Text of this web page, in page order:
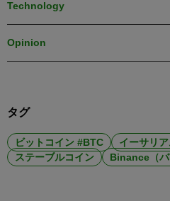
Technology
Opinion
タグ
ビットコイン #BTC イーサリ
ステーブルコイン
Binance（バ